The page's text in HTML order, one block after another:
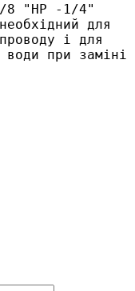
8 "НР -1/4"
для
і для
води при заміні